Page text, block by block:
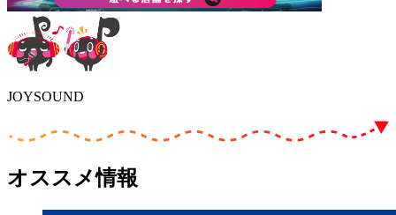
JOYSOUND
オススメ情報